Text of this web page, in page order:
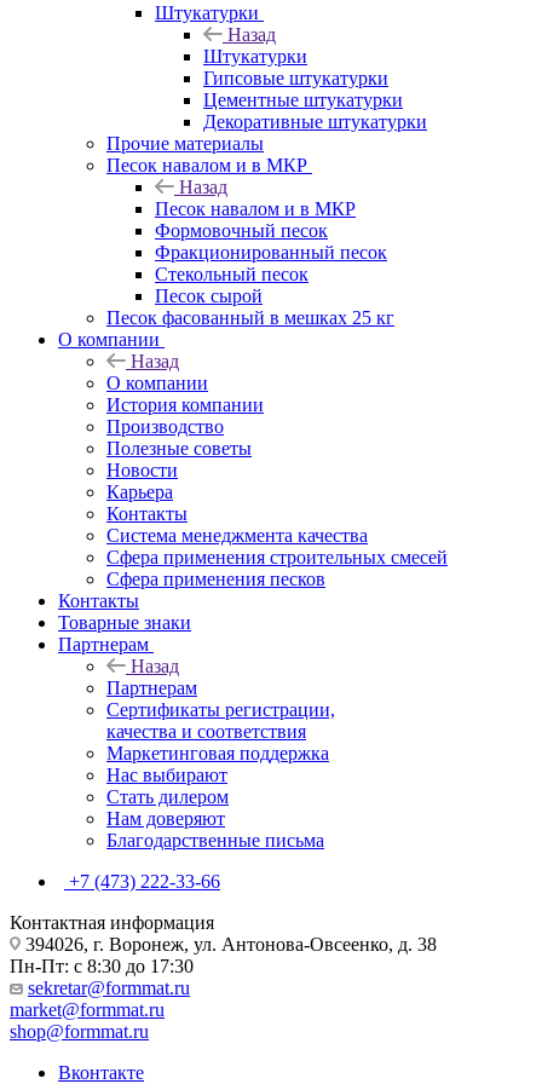
Штукатурки
Назад
Штукатурки
Гипсовые штукатурки
Цементные штукатурки
Декоративные штукатурки
Прочие материалы
Песок навалом и в МКР
Назад
Песок навалом и в МКР
Формовочный песок
Фракционированный песок
Стекольный песок
Песок сырой
Песок фасованный в мешках 25 кг
О компании
Назад
О компании
История компании
Производство
Полезные советы
Новости
Карьера
Контакты
Система менеджмента качества
Сфера применения строительных смесей
Сфера применения песков
Контакты
Товарные знаки
Партнерам
Назад
Партнерам
Сертификаты регистрации,
качества и соответствия
Маркетинговая поддержка
Нас выбирают
Стать дилером
Нам доверяют
Благодарственные письма
+7 (473) 222-33-66
Контактная информация
394026, г. Воронеж, ул. Антонова-Овсеенко, д. 38
Пн-Пт: с 8:30 до 17:30
sekretar@formmat.ru
market@formmat.ru
shop@formmat.ru
Вконтакте